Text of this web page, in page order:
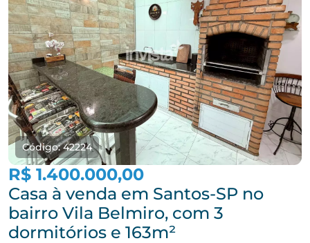
Código: 42224
R$ 1.400.000,00
Casa à venda em Santos-SP no
bairro Vila Belmiro, com 3
dormitórios e 163m²